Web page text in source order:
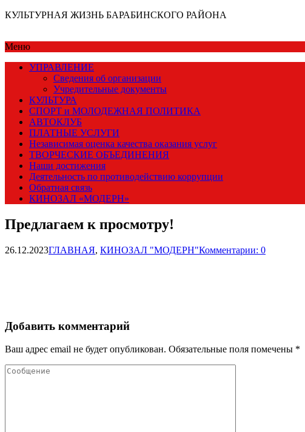
КУЛЬТУРНАЯ ЖИЗНЬ БАРАБИНСКОГО РАЙОНА
Меню
УПРАВЛЕНИЕ
Сведения об организации
Учредительные документы
КУЛЬТУРА
СПОРТ и МОЛОДЕЖНАЯ ПОЛИТИКА
АВТОКЛУБ
ПЛАТНЫЕ УСЛУГИ
Независимая оценка качества оказания услуг
ТВОРЧЕСКИЕ ОБЪЕДИНЕНИЯ
Наши достижения
Деятельность по противодействию коррупции
Обратная связь
КИНОЗАЛ «МОДЕРН»
Предлагаем к просмотру!
26.12.2023ГЛАВНАЯ, КИНОЗАЛ "МОДЕРН"Комментарии: 0
Добавить комментарий
Ваш адрес email не будет опубликован. Обязательные поля помечены *